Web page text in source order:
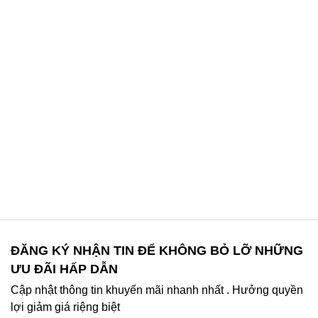
ĐĂNG KÝ NHẬN TIN ĐỂ KHÔNG BỎ LỠ NHỮNG
ƯU ĐÃI HẤP DẪN
Cập nhật thông tin khuyến mãi nhanh nhất . Hưởng quyền
lợi giảm giá riệng biệt